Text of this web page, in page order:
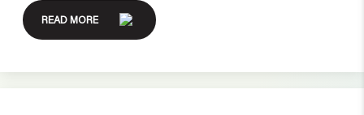
READ MORE